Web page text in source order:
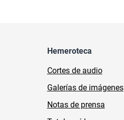
Hemeroteca
Cortes de audio
Galerías de imágenes
Notas de prensa